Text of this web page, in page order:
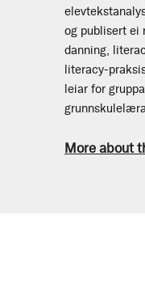
og publisert ei
danning,
literacy-
leiar for
More about